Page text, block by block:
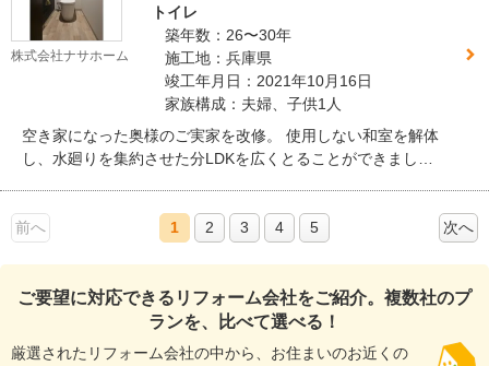
株式会社ナサホーム
トイレ
築年数：26〜30年
施工地：兵庫県
竣工年月日：2021年10月16日
家族構成：夫婦、子供1人
空き家になった奥様のご実家を改修。 使用しない和室を解体
し、水廻りを集約させた分LDKを広くとることができまし
前へ
1 2 3 4 5 次へ
ご要望に対応できるリフォーム会社をご紹介。複数社のプ
ランを、比べて選べる！
厳選されたリフォーム会社の中から、お住まいのお近くの